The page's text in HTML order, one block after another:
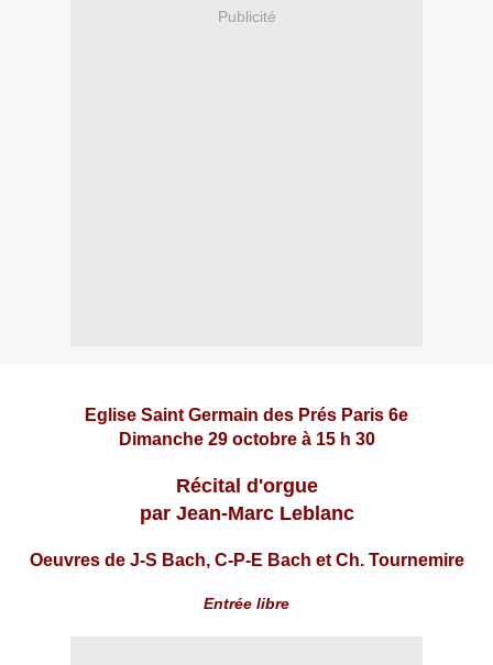
Publicité
Eglise Saint Germain des Prés Paris 6e
Dimanche 29 octobre à 15 h 30
Récital d'orgue
par Jean-Marc Leblanc
Oeuvres de J-S Bach, C-P-E Bach et Ch. Tournemire
Entrée libre